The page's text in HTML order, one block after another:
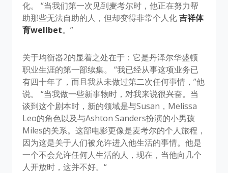
化。 “当我们第一次见到麦考尔时，他正在努力帮
助那些无法自助的人，但却变得非常个人化吉祥体
育wellbet。”
关于均衡器2的显着之处在于：它是丹泽尔华盛顿
职业生涯的第一部续集。 “我已经从事这项业务已
有四十年了，而且我从未做过第二次任何事情，”他
说。 “当我做一些新事物时，对我来说很兴奋。当
谈到这个剧本时，新的领域是与Susan，Melissa
Leo的角色以及与Ashton Sanders扮演的小男孩
Miles的关系。这部电影更像是麦考尔的个人旅程，
因为这是关于人们被允许进入他生活的事情。他是
一个不会允许任何人生活的人，现在，当他向几个
人开放时，这并不好。“